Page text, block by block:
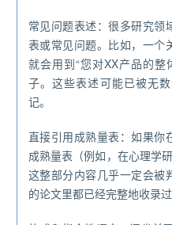
常见问题表述：很多研究领
表或常见问题。比如，一个
就会用到“您对XX产品的
子。这些表述可能已被无
记。
直接引用成熟量表：如果你
成熟量表（例如，在心理学
这整部分内容几乎一定会被
的论文里都已经完整地收录过